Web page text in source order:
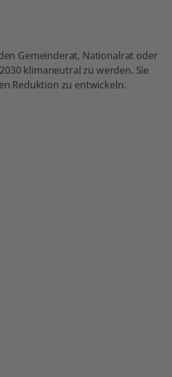
Gemeinderat, Nationalrat oder
klimaneutral zu werden. Sie
Reduktion zu entwickeln.